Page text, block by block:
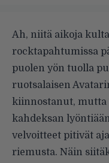
Ah, niitä aikoja
rocktapahtumissa
puolen yön tuolla
ruotsalaisen
kiinnostanut,
kahdeksan
velvoitteet pitivät
riemusta. Näin